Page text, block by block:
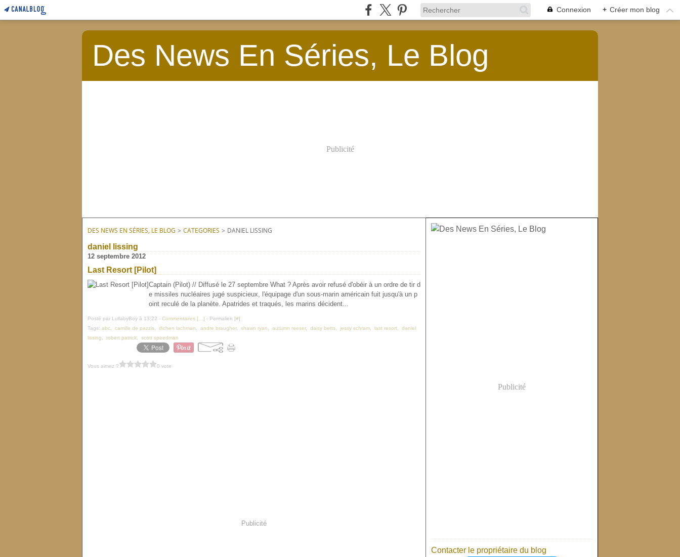
Connexion + Créer mon blog
Des News En Séries, Le Blog
Publicité
DES NEWS EN SÉRIES, LE BLOG > CATEGORIES > DANIEL LISSING
daniel lissing
12 septembre 2012
Last Resort [Pilot]
Captain (Pilot) // Diffusé le 27 septembre What ? Après avoir refusé d'obéir à un ordre de tir d
e missiles nucléaires jugé suspicieux, l'équipage d'un sous-marin américain fuit jusqu'à un p
oint reculé de la planète. Apatrides et traqués, les marins décident...
Posté par LullabyBoy à 13:22 - Commentaires [ ] - Permalien [#]
Tags: abc camille de pazzis dichen lachman andre braugher, shawn ryan autumn reeser, daisy betts jessy schram last resort
daniel
lissing
robert patrick scott speedman
Vous aimez ? 0 vote
Publicité
Publicité
Contacter le propriétaire du blog